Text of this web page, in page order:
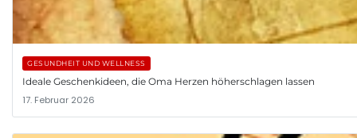
GESUNDHEIT UND WELLNESS
Ideale Geschenkideen, die Oma Herzen höherschlagen lassen
17. Februar 2026